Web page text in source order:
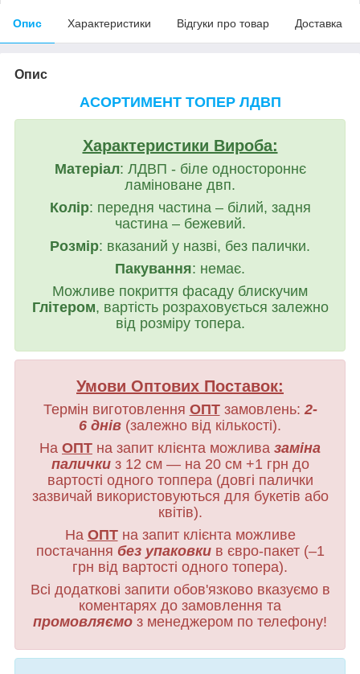
Опис Характеристики Відгуки про товар Доставка
Опис
АСОРТИМЕНТ ТОПЕР ЛДВП
Характеристики Вироба:
Матеріал: ЛДВП - біле одностороннє
ламіноване двп.
Колір: передня частина – білий, задня
частина – бежевий.
Розмір: вказаний у назві, без палички.
Пакування: немає.
Можливе покриття фасаду блискучим
Глітером, вартість розраховується залежно
від розміру топера.
Умови Оптових Поставок:
Термін виготовлення ОПТзамовлень: 2-
6 днів (залежно від кількості).
На ОПТ на запит клієнта можлива заміна
паличкиз 12 см — на 20 см +1 грн до
вартості одного топпера (довгі палички
зазвичай використовуються для букетів або
квітів).
На ОПТна запит клієнта можливе
постачання без упаковкив євро-пакет (–1
грн від вартості одного топера).
Всі додаткові запити обов'язково вказуємо в
коментарях до замовлення та
промовляємо з менеджером по телефону!